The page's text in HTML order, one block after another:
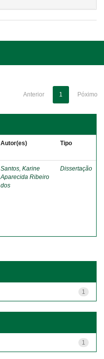
Anterior 1 Póximo
Autor(es) Tipo
Santos, Karine
Aparecida Ribeiro
dos
Dissertação
1
1